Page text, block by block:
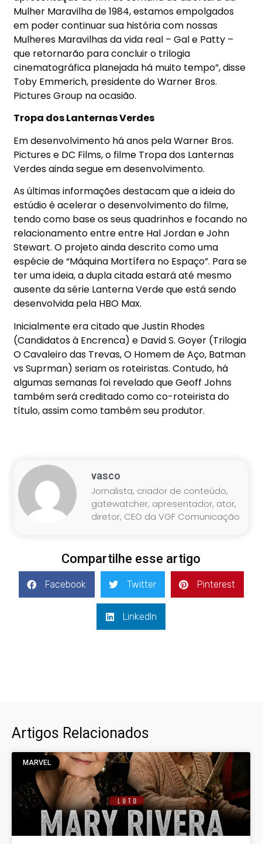
Mulher Maravilha de 1984, estamos empolgados
em poder continuar sua história com nossas
Mulheres Maravilhas da vida real – Gal e Patty –
que retornarão para concluir o trilogia
cinematográfica planejada há muito tempo”, disse
Toby Emmerich, presidente do Warner Bros.
Pictures Group na ocasião.
Tropa dos Lanternas Verdes
Em desenvolvimento há anos pela Warner Bros.
Pictures e DC Films, o filme Tropa dos Lanternas
Verdes ainda segue em desenvolvimento.
As últimas informações destacam que a ideia do
estúdio é acelerar o desenvolvimento do filme,
tendo como base os seus quadrinhos e focando no
relacionamento entre entre Hal Jordan e John
Stewart. O projeto ainda descrito como uma
espécie de “Máquina Mortífera no Espaço”. Para se
ter uma ideia, a dupla citada estará até mesmo
ausente da série Lanterna Verde que está sendo
desenvolvida pela HBO Max.
Inicialmente era citado que Justin Rhodes
(Candidatos à Encrenca) e David S. Goyer (Trilogia
O Cavaleiro das Trevas, O Homem de Aço, Batman
vs Suprman) seriam os roteiristas. Contudo, há
algumas semanas foi revelado que Geoff Johns
também será creditado como co-roteirista do
título, assim como também seu produtor.
vasco
Jornalista, criador de conteúdo,
gatewatcher, apresentador, ator,
diretor, CEO da VGF Comunicação
Compartilhe esse artigo
Facebook Twitter Pinterest
LinkedIn
Artigos Relacionados
MARVEL